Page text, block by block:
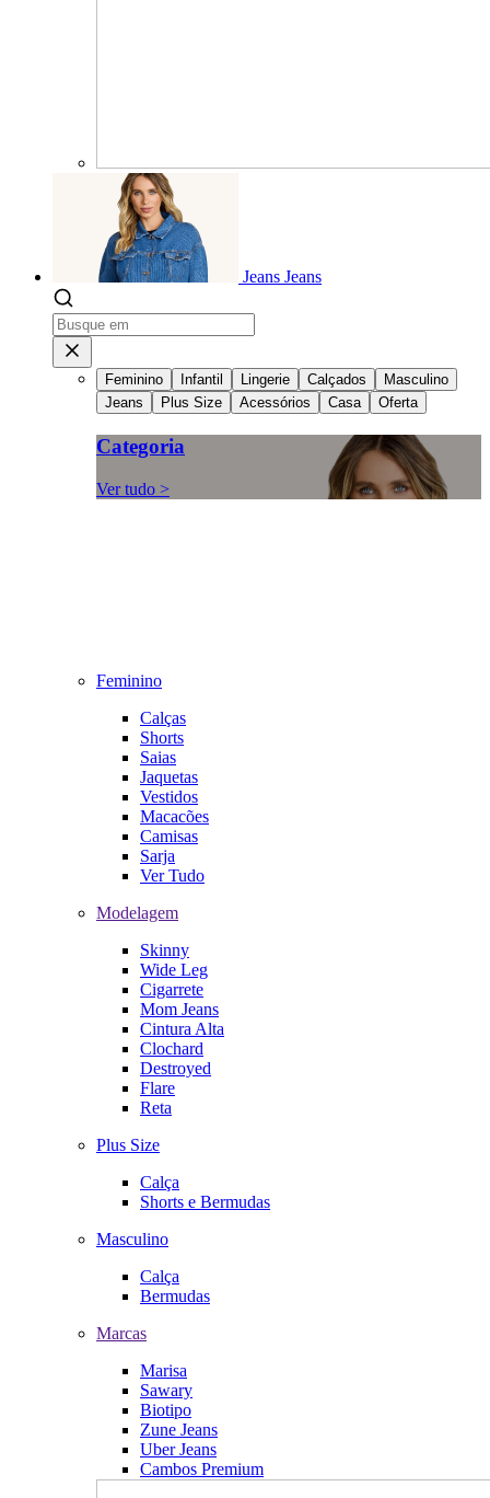
Jeans Jeans
Feminino Infantil Lingerie Calçados
Masculino
Jeans
Plus Size Acessórios Casa Oferta
Categoria
Ver tudo >
Feminino
Calças
Shorts
Saias
Jaquetas
Vestidos
Macacões
Camisas
Sarja
Ver Tudo
Modelagem
Skinny
Wide Leg
Cigarrete
Mom Jeans
Cintura Alta
Clochard
Destroyed
Flare
Reta
Plus Size
Calça
Shorts e Bermudas
Masculino
Calça
Bermudas
Marcas
Marisa
Sawary
Biotipo
Zune Jeans
Uber Jeans
Cambos Premium